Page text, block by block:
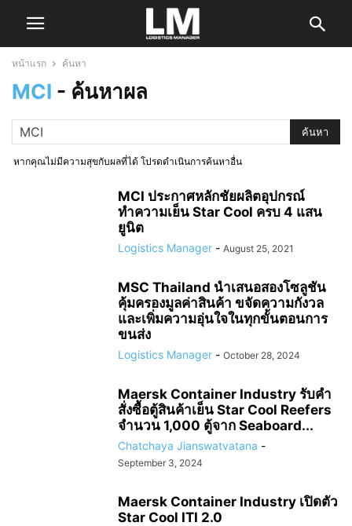
หน้าแรก ค้นหา
MCI - ค้นหาผล
หากคุณไม่มีความสุขกับผลที่ได้ โปรดดำเนินการค้นหาอื่น
MCI ประกาศหลักชัยผลิตอุปกรณ์
ทำความเย็น Star Cool ครบ 4 แสน
ยูนิต
Logistics Manager - August 25, 2021
MSC Thailand นำเสนอสองโซลูชัน
คุ้มครองมูลค่าสินค้า ขจัดความกังวล
และเพิ่มความอุ่นใจในทุกขั้นตอนการ
ขนส่ง
Logistics Manager - October 28, 2024
Maersk Container Industry รับคำ
สั่งซื้อตู้สินค้าเย็น Star Cool Reefers
จำนวน 1,000 ตู้จาก Seaboard...
Chatchaya Jianswatvatana -
September 3, 2024
Maersk Container Industry เปิดตัว
Star Cool ITI 2.0